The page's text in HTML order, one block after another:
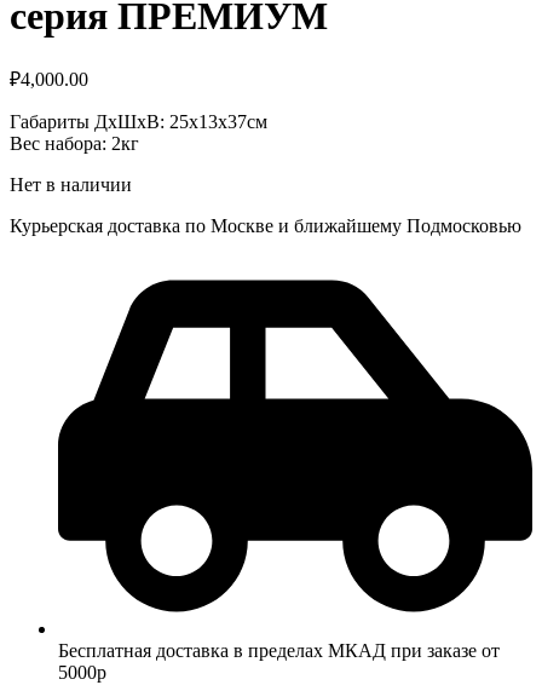
серия ПРЕМИУМ
₽4,000.00
Габариты ДхШхВ: 25х13х37см
Вес набора: 2кг
Нет в наличии
Курьерская доставка по Москве и ближайшему Подмосковью
Бесплатная доставка в пределах МКАД при заказе от
5000р